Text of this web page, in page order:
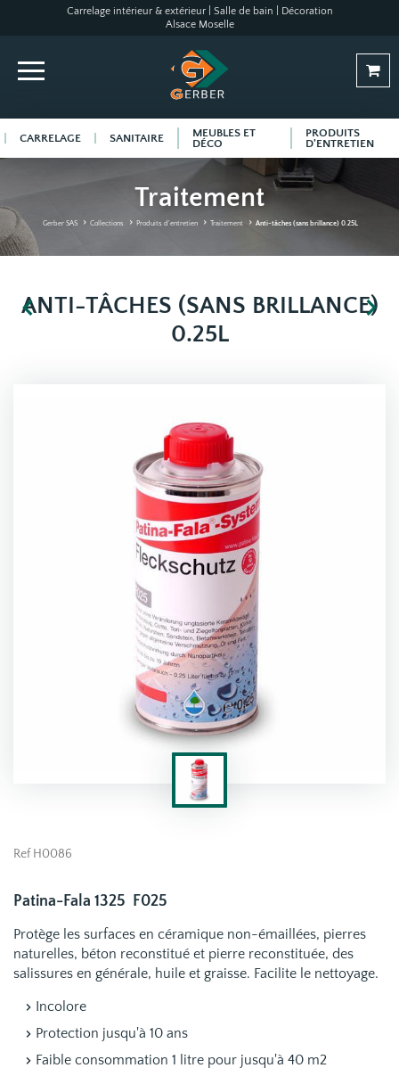
Carrelage intérieur & extérieur | Salle de bain | Décoration
Alsace Moselle
CARRELAGE SANITAIRE
MEUBLES ET
DÉCO
PRODUITS
D'ENTRETIEN
Traitement
Gerber SAS Collections Produits d'entretien Traitement Anti-tâches (sans brillance) 0.25L
ANTI-TÂCHES (SANS BRILLANCE)
0.25L
Ref H0086
Patina-Fala 1325 F025
Protège les surfaces en céramique non-émaillées, pierres
naturelles, béton reconstitué et pierre reconstituée, des
salissures en générale, huile et graisse. Facilite le nettoyage.
Incolore
Protection jusqu'à 10 ans
Faible consommation 1 litre pour jusqu'à 40 m2